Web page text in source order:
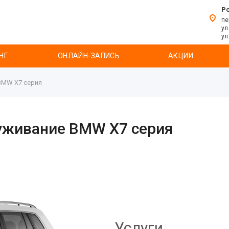
ОНЛАЙН-ЗАПИСЬ АКЦИИ
X7 серия
BMW X7 серия